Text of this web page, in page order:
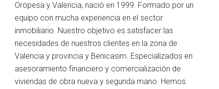
Oropesa y Valencia, nació en 1999. Formado por un
equipo con mucha experiencia en el sector
inmobiliario. Nuestro objetivo es satisfacer las
necesidades de nuestros clientes en la zona de
Valencia y provincia y Benicasim. Especializados en
asesoramiento financiero y comercialización de
viviendas de obra nueva y segunda mano. Hemos